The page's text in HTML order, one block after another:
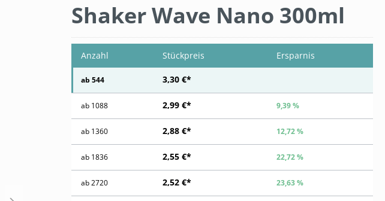
Shaker Wave Nano 300ml
Anzahl Stückpreis Ersparnis
ab 544 3,30 €*
ab 1088 2,99 €* 9,39 %
ab 1360 2,88 €* 12,72 %
ab 1836 2,55 €* 22,72 %
ab2720 2,52 €* 23,63 %